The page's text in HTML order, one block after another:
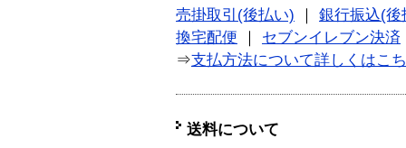
売掛取引(後払い)
銀行振込(後
換宅配便
セブンイレブン決済
⇒支払方法について詳しくはこ
送料について